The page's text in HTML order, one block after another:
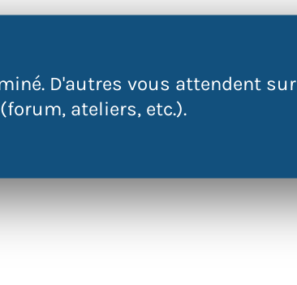
D'autres vous attendent sur
ateliers, etc.).